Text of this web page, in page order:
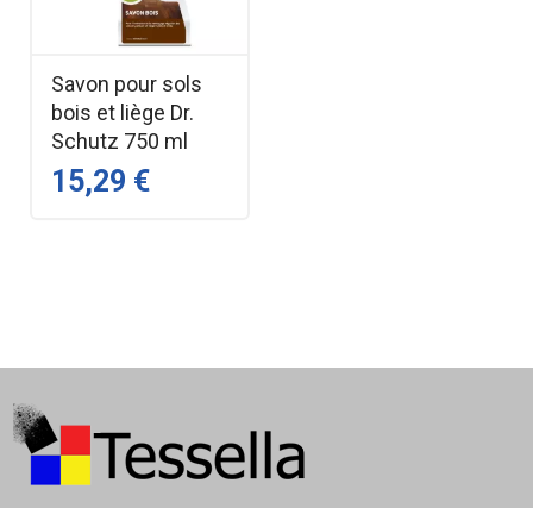
Savon pour sols
bois et liège Dr.
Schutz 750 ml
15,29 €